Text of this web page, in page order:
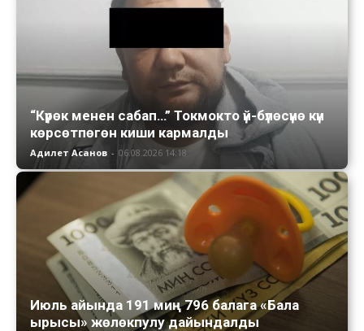
“Күрөк менен сабап…” Токмокто үй-бүлөсүнө күн
көрсөтпөгөн киши кармалды
Адилет Асанов - 06.08.2026 14:18
Июль айында 191 миң 796 балага «Бала
ырысы» жөлөкпулу дайындалды